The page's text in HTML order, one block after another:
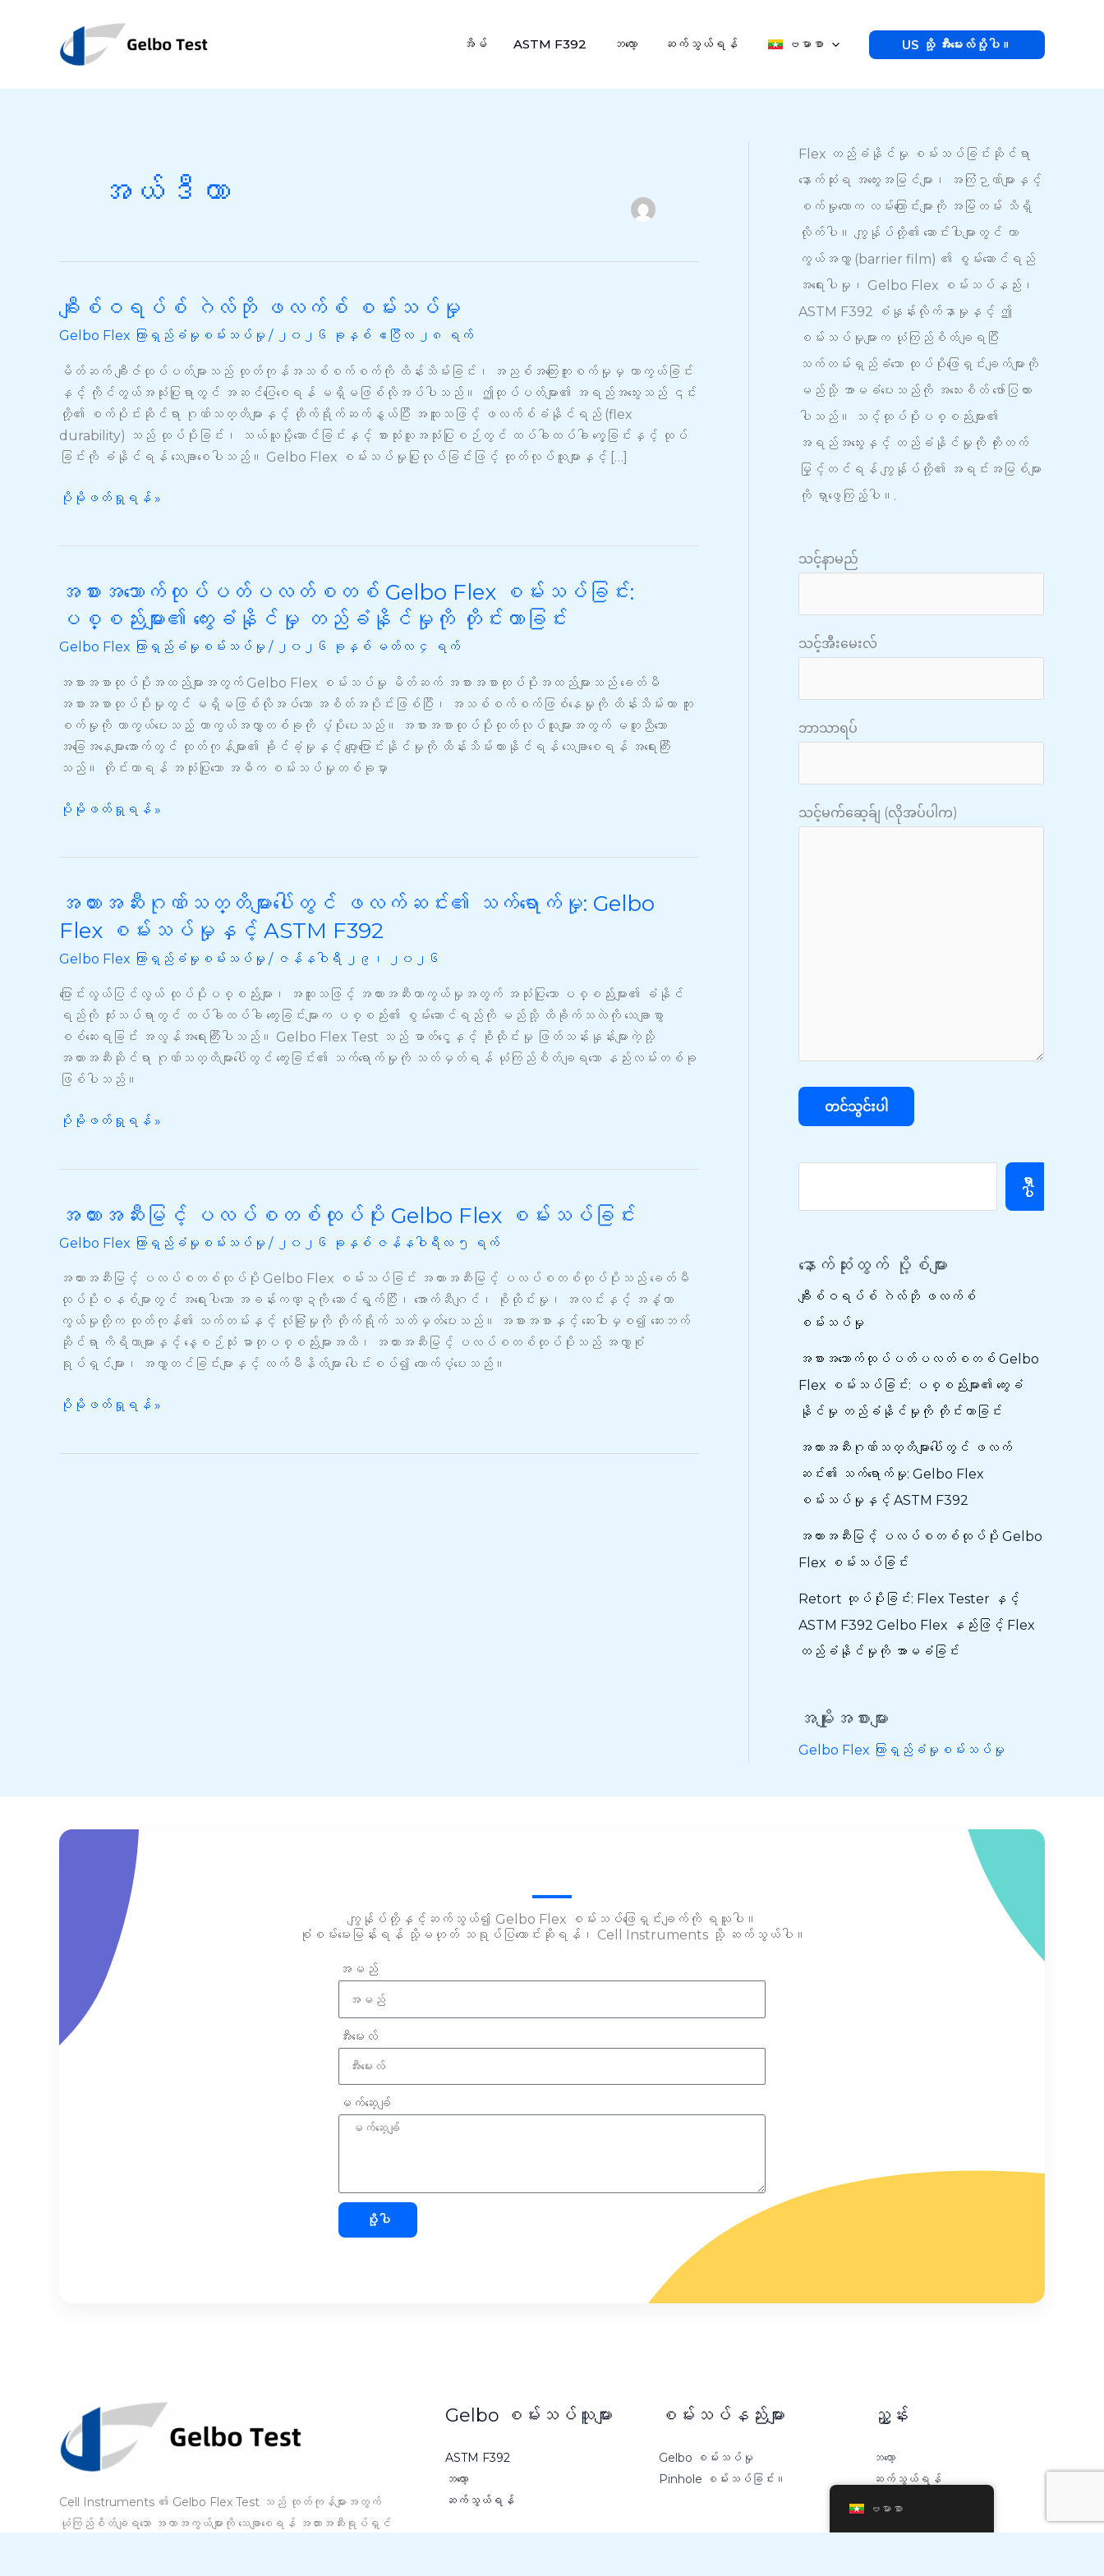
အိမ် ASTM F392 ဘလော့ ဆက်သွယ်ရန် ဗမာစာ US သို့ အီးမေးလ်ပို့ပါ။
အယ်ဒီတာ
ချီးစ်ဝရပ်စ် ဂဲလ်ဘို ဖလက်စ် စမ်းသပ်မှု
Gelbo Flex ကြာရှည်ခံမှုစမ်းသပ်မှု / ၂၀၂၆ ခုနှစ် ဧပြီလ ၂၈ ရက်
မိတ်ဆက် ချီးဇ်ထုပ်ပတ်များသည် ထုတ်ကုန်အသစ်စက်စက်ကို ထိန်းသိမ်းခြင်း၊ အညစ်အကြေးကူးစက်မှုမှ ကာကွယ်ခြင်း
နှင့် ကိုင်တွယ်အသုံးပြုရာတွင် အဆင်ပြေစေရန် မရှိမဖြစ်လိုအပ်ပါသည်။ ဤထုပ်ပတ်များ၏ အရည်အသွေးသည် ၎င်း
တို့၏ စက်ပိုင်းဆိုင်ရာ ဂုဏ်သတ္တိများနှင့် တိုက်ရိုက်ဆက်နွယ်ပြီး အထူးသဖြင့် ဖလက်စ်ခံနိုင်ရည် (flex
durability) သည် ထုပ်ပိုးခြင်း၊ သယ်ယူပို့ဆောင်ခြင်းနှင့် စားသုံးသူအသုံးပြုစဉ်တွင် ထပ်ခါထပ်ခါ ကွေ့ခြင်းနှင့် ထုပ်
ခြင်းကို ခံနိုင်ရန် သေချာစေပါသည်။ Gelbo Flex စမ်းသပ်မှုပြုလုပ်ခြင်းဖြင့် ထုတ်လုပ်သူများနှင့် […]
ချီး
ရ
ပ်
စ်
ဂဲ
လ်
ဖ
ပိုမိုဖတ်ရှုရန် »
အစားအသောက်ထုပ်ပတ်ပလတ်စတစ် Gelbo Flex စမ်းသပ်ခြင်း:
ပစ္စည်းများ၏ ကွေးခံနိုင်မှု တည်ခံနိုင်မှုကို တိုင်းတာခြင်း
Gelbo Flex ကြာရှည်ခံမှုစမ်းသပ်မှု / ၂၀၂၆ ခုနှစ် မတ်လ ၄ ရက်
အစားအစာထုပ်ပိုးအထည်များအတွက် Gelbo Flex စမ်းသပ်မှု မိတ်ဆက် အစားအစာထုပ်ပိုးအထည်များသည် ခေတ်မီ
အစားအစာထုပ်ပိုးမှုတွင် မရှိမဖြစ်လိုအပ်သော အစိတ်အပိုင်းဖြစ်ပြီး၊ အသစ်စက်စက်ဖြစ်နေမှုကို ထိန်းသိမ်းကာ ကူး
စက်မှုကို ကာကွယ်ပေးသည့် ကာကွယ်အလွှာတစ်ခုကို ပံ့ပိုးပေးသည်။ အစားအစာထုပ်ပိုးထုတ်လုပ်သူများအတွက် မတူညီသော
အခြေအနေများအောက်တွင် ထုတ်ကုန်များ၏ ခိုင်ခံ့မှုနှင့် ပျော့ပြောင်းနိုင်မှုကို ထိန်းသိမ်းထားနိုင်ရန် သေချာစေရန် အရေးကြီး
သည်။ တိုင်းတာရန် အသုံးပြုသော အဓိက စမ်းသပ်မှုတစ်ခုမှာ
အစားအသောက်
ပလတ်စတစ်
စမ်းသပ်
ခြင်း:
ပစ္စည်း
ကွေး
ခံ
နိုင်
မှု
တိုင်းတာခြင်း
ပိုမိုဖတ်ရှုရန် »
အတားအဆီးဂုဏ်သတ္တိများပေါ်တွင် ဖလက်ဆင်း၏ သက်ရောက်မှု: Gelbo
Flex စမ်းသပ်မှုနှင့် ASTM F392
Gelbo Flex ကြာရှည်ခံမှုစမ်းသပ်မှု / ဇန်နဝါရီ ၂၉၊ ၂၀၂၆
ပြောင်းလွယ်ပြင်လွယ် ထုပ်ပိုးပစ္စည်းများ၊ အထူးသဖြင့် အတားအဆီးကာကွယ်မှုအတွက် အသုံးပြုသော ပစ္စည်းများ၏ ခံနိုင်
ရည်ကို သုံးသပ်ရာတွင် ထပ်ခါထပ်ခါ ကွေးခြင်းများက ပစ္စည်း၏ စွမ်းဆောင်ရည်ကို မည်သို့ ထိခိုက်သလဲကို သေချာစွာ
စစ်ဆေးရခြင်း အလွန်အရေးကြီးပါသည်။ Gelbo Flex Test သည် ဓာတ်ငွေ့နှင့် စိုထိုင်းမှု ဖြတ်သန်းနှုန်းများကဲ့သို့
အတားအဆီးဆိုင်ရာ ဂုဏ်သတ္တိများပေါ်တွင် ကွေးခြင်း၏ သက်ရောက်မှုကို သတ်မှတ်ရန် ယုံကြည်စိတ်ချရသော နည်းလမ်းတစ်ခု
ဖြစ်ပါသည်။
အတားအဆီး
ဂုဏ်သတ္တိ
များ
ပေါ်
တွင်
လက်
သက်ရောက်
Gelbo
F392
ပိုမိုဖတ်ရှုရန် »
အတားအဆီးမြင့် ပလပ်စတစ်ထုပ်ပိုး Gelbo Flex စမ်းသပ်ခြင်း
Gelbo Flex ကြာရှည်ခံမှုစမ်းသပ်မှု / ၂၀၂၆ ခုနှစ် ဇန်နဝါရီလ ၅ ရက်
အတားအဆီးမြင့် ပလပ်စတစ်ထုပ်ပိုး Gelbo Flex စမ်းသပ်ခြင်း အတားအဆီးမြင့် ပလပ်စတစ်ထုပ်ပိုးသည် ခေတ်မီ
ထုပ်ပိုးစနစ်များတွင် အရေးပါသော အခန်းကဏ္ဍကို ဆောင်ရွက်ပြီး၊ အောက်ဆီဂျင်၊ စိုထိုင်းမှု၊ အလင်းနှင့် အနံ့ကာ
ကွယ်မှုတို့က ထုတ်ကုန်၏ သက်တမ်းနှင့် လုံခြုံမှုကို တိုက်ရိုက် သတ်မှတ်ပေးသည်။ အစားအစာနှင့် ဆေးဝါးမှစ၍ ဆေးဘက်
ဆိုင်ရာ ကိရိယာများနှင့် နေ့စဉ်သုံး ဓာတုပစ္စည်းများအထိ၊ အတားအဆီးမြင့် ပလပ်စတစ်ထုပ်ပိုးသည် အလွှာစုံ
ရုပ်ရှင်များ၊ အလွှာတင်ခြင်းများနှင့် လက်မီနိတ်များ ပေါင်းစပ်၍ ထောက်ပံ့ပေးသည်။
အတားအဆီး
စ
တစ်
ထုပ်ပိုး
Gelbo
Flex
ခြင်း
ပိုမိုဖတ်ရှုရန် »
Flex တည်ခံနိုင်မှု စမ်းသပ်ခြင်းဆိုင်ရာ
နောက်ဆုံးရ အတွေးအမြင်များ၊ အကြံဉာဏ်များနှင့်
စက်မှုလောက လမ်းကြောင်းများကို အမြဲတမ်း သိရှိ
လိုက်ပါ။ ကျွန်ုပ်တို့၏ ဆောင်းပါးများတွင် ကာ
ကွယ်အလွှာ (barrier film) ၏ စွမ်းဆောင်ရည်
အရေးပါမှု၊ Gelbo Flex စမ်းသပ်နည်း၊
ASTM F392 စံနှုန်းလိုက်နာမှုနှင့် ဤ
စမ်းသပ်မှုများက ယုံကြည်စိတ်ချရပြီး
သက်တမ်းရှည်ခံသော ထုပ်ပိုးဖြေရှင်းချက်များကို
မည်သို့ အာမခံပေးသည်ကို အသေးစိတ် ဖော်ပြထား
ပါသည်။ သင့်ထုပ်ပိုးပစ္စည်းများ၏
အရည်အသွေးနှင့် တည်ခံနိုင်မှုကို တိုးတက်
မြှင့်တင်ရန် ကျွန်ုပ်တို့၏ အရင်းအမြစ်များ
ကို ရှာဖွေကြည့်ပါ။.
သင့်နာမည်
သင့်အီးမေးလ်
ဘာသာရပ်
သင့်မက်ဆေ့ခ်ျ (လိုအပ်ပါက)
ရှ
ပ
ရှာ
ပါ
နောက်ဆုံးထွက် ပို့စ်များ
ချီးစ်ဝရပ်စ် ဂဲလ်ဘို ဖလက်စ်
စမ်းသပ်မှု
အစားအသောက်ထုပ်ပတ်ပလတ်စတစ် Gelbo
Flex စမ်းသပ်ခြင်း: ပစ္စည်းများ၏ ကွေးခံ
နိုင်မှု တည်ခံနိုင်မှုကို တိုင်းတာခြင်း
အတားအဆီးဂုဏ်သတ္တိများပေါ်တွင် ဖလက်
ဆင်း၏ သက်ရောက်မှု: Gelbo Flex
စမ်းသပ်မှုနှင့် ASTM F392
အတားအဆီးမြင့် ပလပ်စတစ်ထုပ်ပိုး Gelbo
Flex စမ်းသပ်ခြင်း
Retort ထုပ်ပိုးခြင်း: Flex Tester နှင့်
ASTM F392 Gelbo Flex နည်းဖြင့် Flex
တည်ခံနိုင်မှုကို အာမခံခြင်း
အမျိုးအစားများ
Gelbo Flex ကြာရှည်ခံမှုစမ်းသပ်မှု
ကျွန်ုပ်တို့နှင့်ဆက်သွယ်၍ Gelbo Flex စမ်းသပ်ဖြေရှင်းချက်ကို ရယူပါ။
စုံစမ်းမေးမြန်းရန် သို့မဟုတ် သရုပ်ပြတောင်းဆိုရန်၊ Cell Instruments သို့ ဆက်သွယ်ပါ။
အမည်
အီးမေးလ်
မက်ဆေ့ခ်ျ
ပို့ပါ
Cell Instruments ၏ Gelbo Flex Test သည် ထုတ်ကုန်များအတွက်
ယုံကြည်စိတ်ချရသော အကာအကွယ်များကို သေချာစေရန် အတားအဆီးရုပ်ရှင်
Gelbo စမ်းသပ်သူများ
ASTM F392
ဘလော့
ဆက်သွယ်ရန်
စမ်းသပ်နည်းများ
Gelbo စမ်းသပ်မှု
Pinhole စမ်းသပ်ခြင်း။
ညွှန်း
ဘလော့
ဆက်သွယ်ရန်
ဗမာစာ